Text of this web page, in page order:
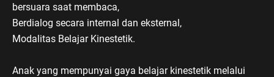
bersuara saat membaca,
Berdialog secara internal dan eksternal,
Modalitas Belajar Kinestetik.
Anak yang mempunyai gaya belajar kinestetik melalui